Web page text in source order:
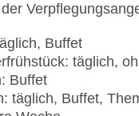
Buffet
täglich,
Buffet
täglich, Buffet,